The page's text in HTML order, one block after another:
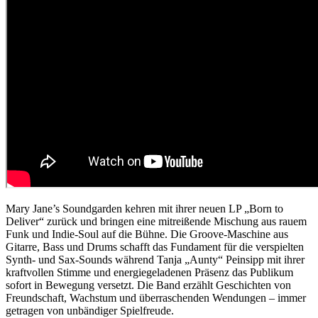
Mary Jane’s Soundgarden kehren mit ihrer neuen LP „Born to
Deliver“ zurück und bringen eine mitreißende Mischung aus rauem
Funk und Indie-Soul auf die Bühne. Die Groove-Maschine aus
Gitarre, Bass und Drums schafft das Fundament für die verspielten
Synth- und Sax-Sounds während Tanja „Aunty“ Peinsipp mit ihrer
kraftvollen Stimme und energiegeladenen Präsenz das Publikum
sofort in Bewegung versetzt. Die Band erzählt Geschichten von
Freundschaft, Wachstum und überraschenden Wendungen – immer
getragen von unbändiger Spielfreude.